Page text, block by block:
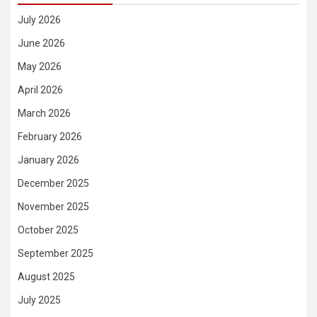
July 2026
June 2026
May 2026
April 2026
March 2026
February 2026
January 2026
December 2025
November 2025
October 2025
September 2025
August 2025
July 2025